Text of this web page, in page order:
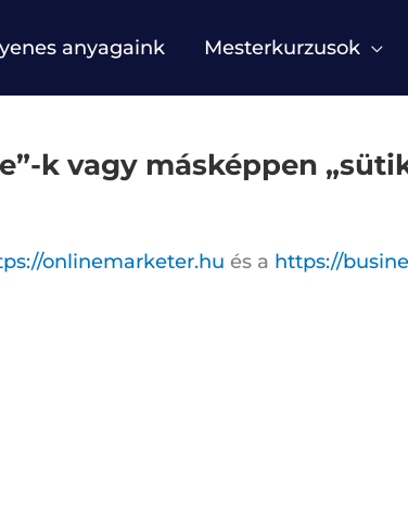
anyagaink Mesterkurzusok
k vagy másképpen
onlinemarketer.hu és a https://